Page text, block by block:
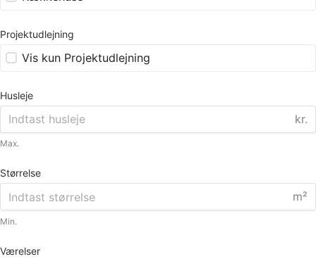
Projektudlejning
Vis kun Projektudlejning
Husleje
kr.
Max.
Størrelse
m²
Min.
Værelser